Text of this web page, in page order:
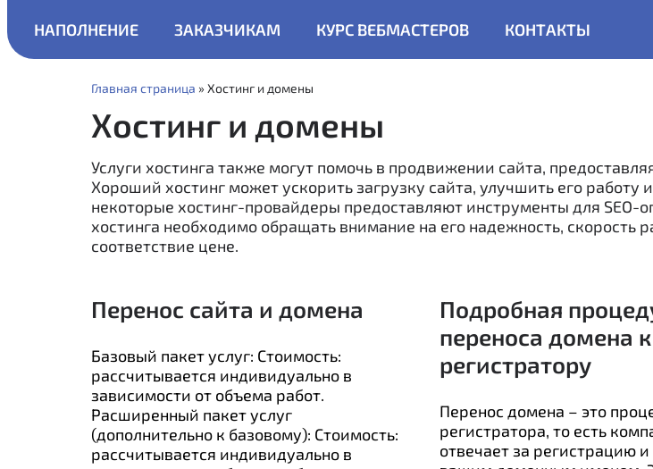
НАПОЛНЕНИЕ ЗАКАЗЧИКАМ КУРС ВЕБМАСТЕРОВ КОНТАКТЫ
Главная страница » Хостинг и домены
Хостинг и домены
Услуги хостинга также могут помочь в продвижении сайта,
Хороший хостинг может ускорить загрузку сайта, улучшить его работу
некоторые хостинг-провайдеры предоставляют инструменты для
хостинга необходимо обращать внимание на его надежность, скорость
соответствие цене.
Перенос сайта и домена
Базовый пакет услуг: Стоимость:
рассчитывается индивидуально в
зависимости от объема работ.
Расширенный пакет услуг
(дополнительно к базовому): Стоимость:
рассчитывается индивидуально в
Подробная
переноса домена
регистратору
Перенос домена – это
регистратора, то есть
отвечает за регистрацию